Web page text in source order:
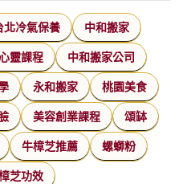
北冷氣保養 中和搬家
靈課程 中和搬家公司
永和搬家 桃園美食
美容創業課程 頌缽
牛樟芝推薦 螺螄粉
芝功效